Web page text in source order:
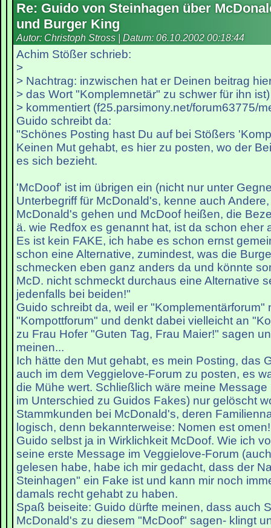
Re: Guido von Steinhagen über
und Burger King
Autor: Christoph Stross | Datum: 06.10.2002 00:18:44
Achim Stößer schrieb:
>
> Nachtrag: inzwischen hat er Deinen beitrag
> das Wort "Komplemnetär" zu schwer für ihn
> kommentiert (f25.parsimony.net/forum63775/
Guido schreibt da:
"Schönes Posting hast Du auf bei Stößers
Keinen Mut gehabt, es hier zu posten, wo der
es sich bezieht.
'McDoof' ist im übrigen ein (nicht nur unter
Unterbegriff für McDonald's, kenne auch
McDonald's gehen und McDoof heißen, die
ä. wie Redfox es genannt hat, ist da schon eher
Es ist kein FAKE, ich habe es schon ernst
schon eine Alternative, zumindest, was die
schmecken eben ganz anders da und könnte
McD. nicht schmeckt durchaus eine Alternative
jedenfalls bei beiden!"
Guido schreibt da, weil er "Komplementärforum"
"Kompottforum" und denkt dabei vielleicht an
zu Frau Hofer "Guten Tag, Frau Maier!" sagen
meinen...
Ich hätte den Mut gehabt, es mein Posting, das
auch im dem Veggielove-Forum zu posten, es
die Mühe wert. Schließlich wäre meine
im Unterschied zu Guidos Fakes) nur gelöscht
Stammkunden bei McDonald's, deren
logisch, denn bekannterweise: Nomen est
Guido selbst ja in Wirklichkeit McDoof. Wie ich
seine erste Message im Veggielove-Forum
gelesen habe, habe ich mir gedacht, dass der
Steinhagen" ein Fake ist und kann mir noch
damals recht gehabt zu haben.
Spaß beiseite: Guido dürfte meinen, dass auch
McDonald's zu diesem "McDoof" sagen- klingt